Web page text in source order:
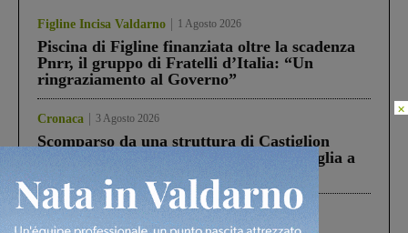
Figline Incisa Valdarno 1 Agosto 2026
Piscina di Figline finanziata oltre la scadenza
Pnrr, il gruppo di Fratelli d’Italia: “Un
ringraziamento al Governo”
Cronaca 3 Agosto 2026
Scomparso da una struttura di Castiglion
Fiorentino l’uomo che aveva ucciso la figlia a
Levane nel 2020
Cronaca 4 Agosto 2026
×